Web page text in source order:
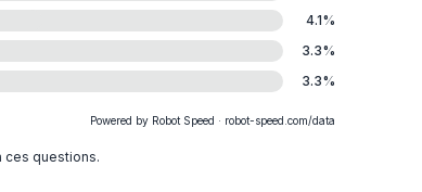
4.1%
3.3%
3.3%
Powered by Robot Speed · robot-speed.com/data
ces questions.